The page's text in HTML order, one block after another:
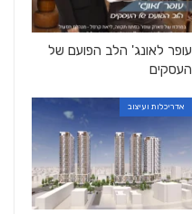
עופר לאונג' הלב הפועם של
העסקים
אדריכלות ועיצוב